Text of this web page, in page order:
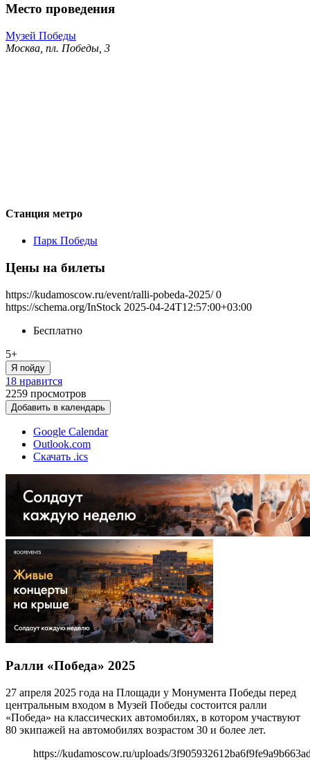
Место проведения
Музей Победы
Москва, пл. Победы, 3
Станция метро
Парк Победы
Цены на билеты
https://kudamoscow.ru/event/ralli-pobeda-2025/ 0
https://schema.org/InStock 2025-04-24T12:57:00+03:00
Бесплатно
5+
Я пойду
18 нравится
2259 просмотров
Добавить в календарь
Google Calendar
Outlook.com
Скачать .ics
Ралли «Победа» 2025
27 апреля 2025 года на Площади у Монумента Победы перед
центральным входом в Музей Победы состоится ралли
«Победа» на классических автомобилях, в котором участвуют
80 экипажей на автомобилях возрастом 30 и более лет.
https://kudamoscow.ru/uploads/